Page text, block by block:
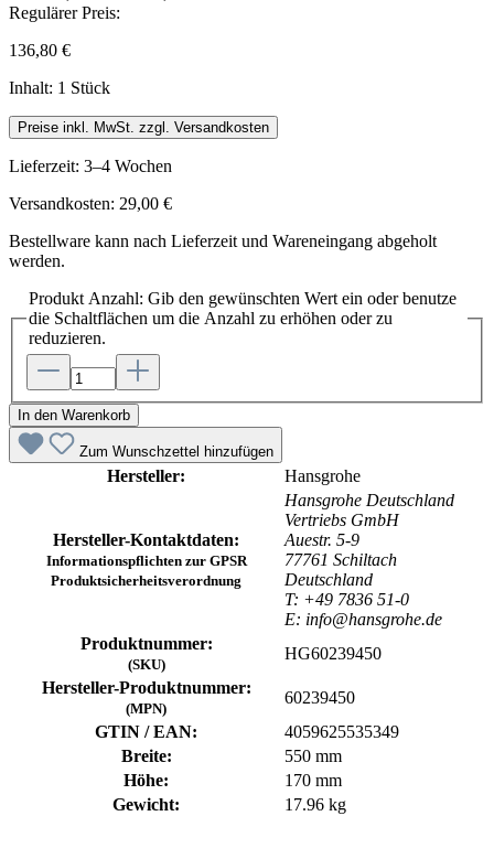
Regulärer Preis:
136,80 €
Inhalt: 1 Stück
Preise inkl. MwSt. zzgl. Versandkosten
Lieferzeit: 3–4 Wochen
Versandkosten: 29,00 €
Bestellware kann nach Lieferzeit und Wareneingang abgeholt
werden.
Produkt Anzahl: Gib den gewünschten Wert ein oder benutze
die Schaltflächen um die Anzahl zu erhöhen oder zu
reduzieren.
In den Warenkorb
Zum Wunschzettel hinzufügen
Hersteller: Hansgrohe
Hersteller-Kontaktdaten:
Informationspflichten zur GPSR
Produktsicherheitsverordnung
Hansgrohe Deutschland
Vertriebs GmbH
Auestr. 5-9
77761 Schiltach
Deutschland
T: +49 7836 51-0
E: info@hansgrohe.de
Produktnummer:
(SKU)
HG60239450
Hersteller-Produktnummer:
(MPN)
60239450
GTIN / EAN:
4059625535349
Breite:
550 mm
Höhe:
170 mm
Gewicht:
17.96 kg